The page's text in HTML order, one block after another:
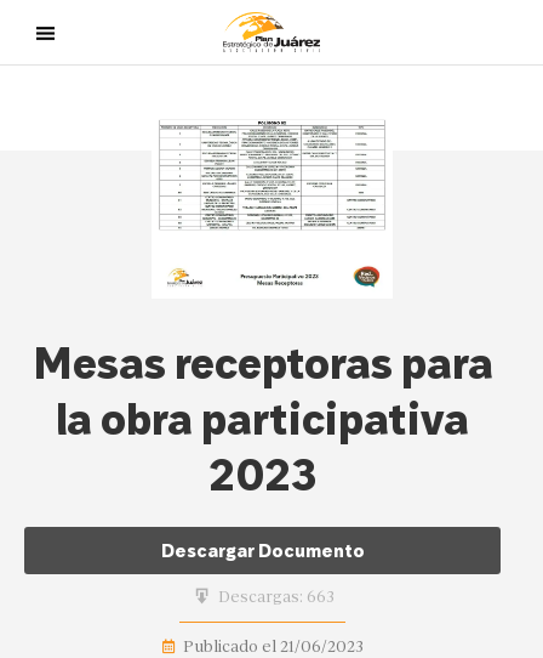
Mesas receptoras para
la obra participativa
2023
Descargar Documento
Descargas: 663
Publicado el 21/06/2023